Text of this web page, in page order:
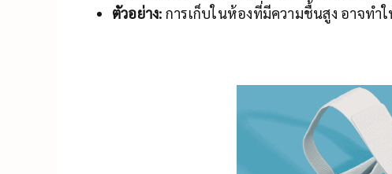
ตัวอย่าง: การเก็บในห้องที่มีความชื้นสูง อาจทำ